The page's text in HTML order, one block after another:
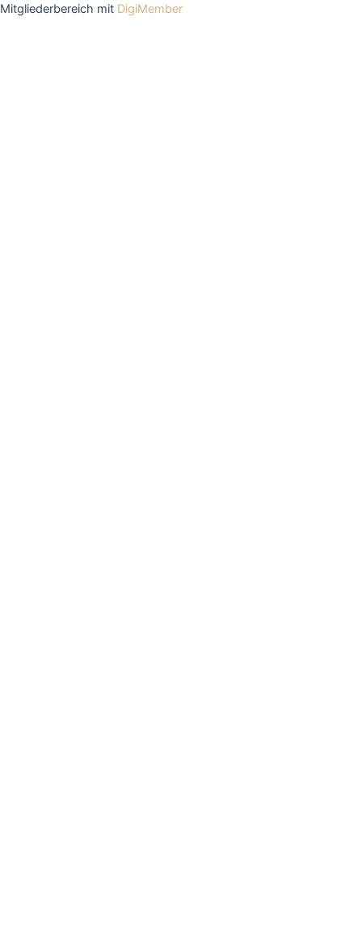
Mitgliederbereich mit DigiMember